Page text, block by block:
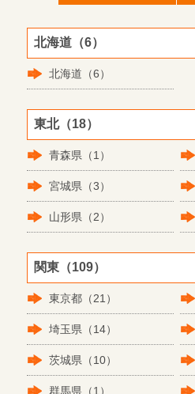
北海道（6）
北海道（6）
東北（18）
青森県（1）
宮城県（3）
山形県（2）
関東（109）
東京都（21）
埼玉県（14）
茨城県（10）
群馬県（1）